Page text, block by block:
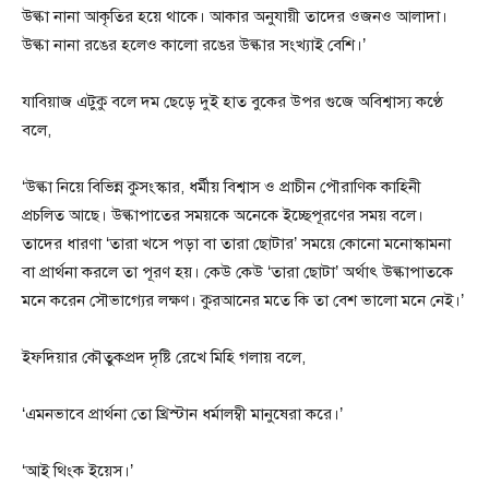
উল্কা নানা আকৃতির হয়ে থাকে। আকার অনুযায়ী তাদের ওজনও আলাদা।
উল্কা নানা রঙের হলেও কালো রঙের উল্কার সংখ্যাই বেশি।’
যাবিয়াজ এটুকু বলে দম ছেড়ে দুই হাত বুকের উপর গুজে অবিশ্বাস্য কণ্ঠে
বলে,
‘উল্কা নিয়ে বিভিন্ন কুসংস্কার, ধর্মীয় বিশ্বাস ও প্রাচীন পৌরাণিক কাহিনী
প্রচলিত আছে। উল্কাপাতের সময়কে অনেকে ইচ্ছেপূরণের সময় বলে।
তাদের ধারণা ‘তারা খসে পড়া বা তারা ছোটার’ সময়ে কোনো মনোস্কামনা
বা প্রার্থনা করলে তা পূরণ হয়। কেউ কেউ ‘তারা ছোটা’ অর্থাৎ উল্কাপাতকে
মনে করেন সৌভাগ্যের লক্ষণ। কুরআনের মতে কি তা বেশ ভালো মনে নেই।’
ইফদিয়ার কৌতুকপ্রদ দৃষ্টি রেখে মিহি গলায় বলে,
‘এমনভাবে প্রার্থনা তো খ্রিস্টান ধর্মালম্বী মানুষেরা করে।’
‘আই থিংক ইয়েস।’